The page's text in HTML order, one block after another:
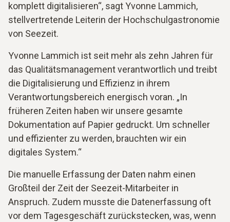
komplett digitalisieren“, sagt Yvonne Lammich,
stellvertretende Leiterin der Hochschulgastronomie
von Seezeit.
Yvonne Lammich ist seit mehr als zehn Jahren für
das Qualitätsmanagement verantwortlich und treibt
die Digitalisierung und Effizienz in ihrem
Verantwortungsbereich energisch voran. „In
früheren Zeiten haben wir unsere gesamte
Dokumentation auf Papier gedruckt. Um schneller
und effizienter zu werden, brauchten wir ein
digitales System.“
Die manuelle Erfassung der Daten nahm einen
Großteil der Zeit der Seezeit-Mitarbeiter in
Anspruch. Zudem musste die Datenerfassung oft
vor dem Tagesgeschäft zurückstecken, was, wenn